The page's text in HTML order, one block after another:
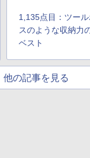
1,135点目：ツール
スのような収納力
ベスト
他の記事を見る